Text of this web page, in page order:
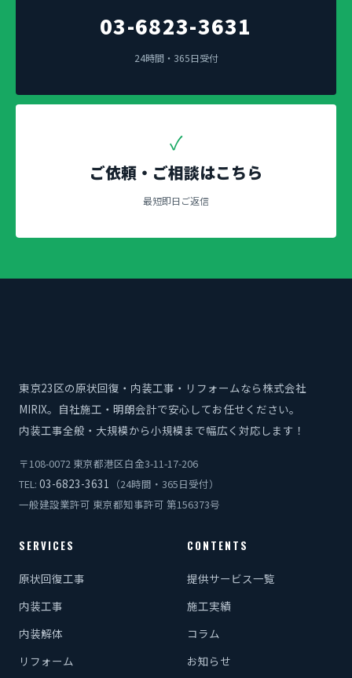
03-6823-3631
24時間・365日受付
✓
ご依頼・ご相談はこちら
最短即日ご返信
東京23区の原状回復・内装工事・リフォームなら株式会社
MIRIX。自社施工・明朗会計で安心してお任せください。
内装工事全般・大規模から小規模まで幅広く対応します！
〒108-0072 東京都港区白金3-11-17-206
TEL: 03-6823-3631 （24時間・365日受付）
一般建設業許可 東京都知事許可 第156373号
SERVICES
原状回復工事
内装工事
内装解体
リフォーム
CONTENTS
提供サービス一覧
施工実績
コラム
お知らせ